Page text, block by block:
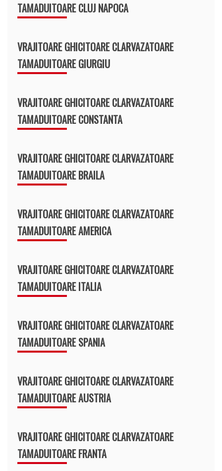
TAMADUITOARE CLUJ NAPOCA
VRAJITOARE GHICITOARE CLARVAZATOARE
TAMADUITOARE GIURGIU
VRAJITOARE GHICITOARE CLARVAZATOARE
TAMADUITOARE CONSTANTA
VRAJITOARE GHICITOARE CLARVAZATOARE
TAMADUITOARE BRAILA
VRAJITOARE GHICITOARE CLARVAZATOARE
TAMADUITOARE AMERICA
VRAJITOARE GHICITOARE CLARVAZATOARE
TAMADUITOARE ITALIA
VRAJITOARE GHICITOARE CLARVAZATOARE
TAMADUITOARE SPANIA
VRAJITOARE GHICITOARE CLARVAZATOARE
TAMADUITOARE AUSTRIA
VRAJITOARE GHICITOARE CLARVAZATOARE
TAMADUITOARE FRANTA